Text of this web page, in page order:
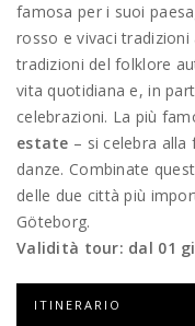
famosa per i suoi
rosso e vivaci
tradizioni del folklore
vita quotidiana e, in
celebrazioni. La più
estate – si celebra alla
danze. Combinate
delle due città più
Göteborg.
Validità tour: dal 01
ITINERARIO